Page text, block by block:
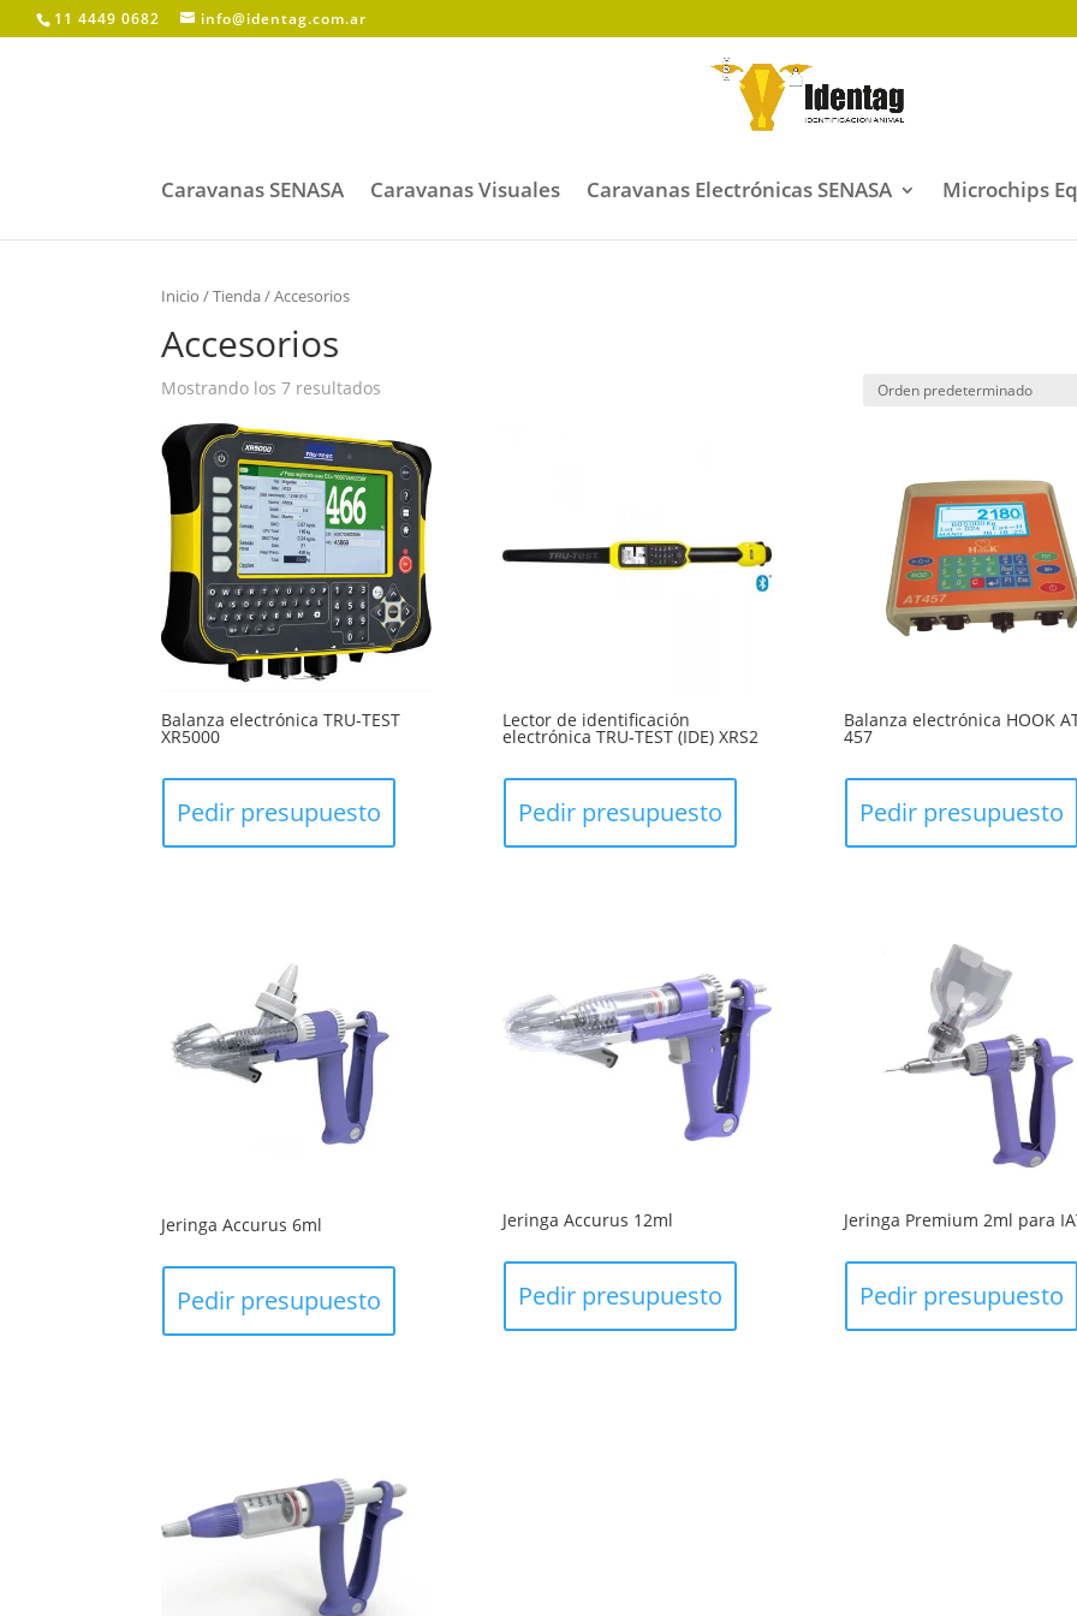
11 4449 0682 info@identag.com.ar
Caravanas SENASA Caravanas Visuales Caravanas Electrónicas SENASA Microchips
Inicio /Tienda/ Accesorios
Accesorios
Mostrando los 7 resultados
Balanza electrónica TRU-TEST
XR5000
Pedir presupuesto
Lector de identificación
electrónica TRU-TEST (IDE) XRS2
Pedir presupuesto
Balanza electrónica HOOK
457
Pedir presupuesto
Jeringa Accurus 6ml
Pedir presupuesto
Jeringa Accurus 12ml
Pedir presupuesto
Jeringa Premium 2ml para
Pedir presupuesto